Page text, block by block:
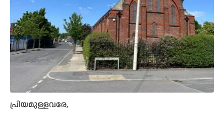
പ്രിയമുള്ളവരേ,